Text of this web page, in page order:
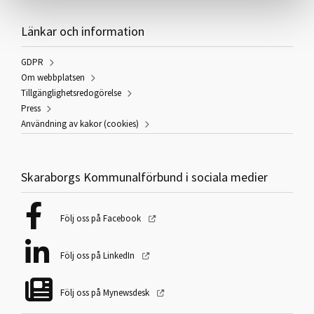
Länkar och information
GDPR
Om webbplatsen
Tillgänglighetsredogörelse
Press
Användning av kakor (cookies)
Skaraborgs Kommunalförbund i sociala medier
Följ oss på Facebook
Följ oss på LinkedIn
Följ oss på Mynewsdesk